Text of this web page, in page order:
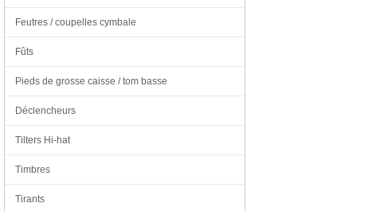
Feutres / coupelles cymbale
Fûts
Pieds de grosse caisse / tom basse
Déclencheurs
Tilters Hi-hat
Timbres
Tirants